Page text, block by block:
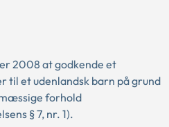
2008 at godkende et
til et udenlandsk barn på grund
forhold
§ 7, nr. 1).